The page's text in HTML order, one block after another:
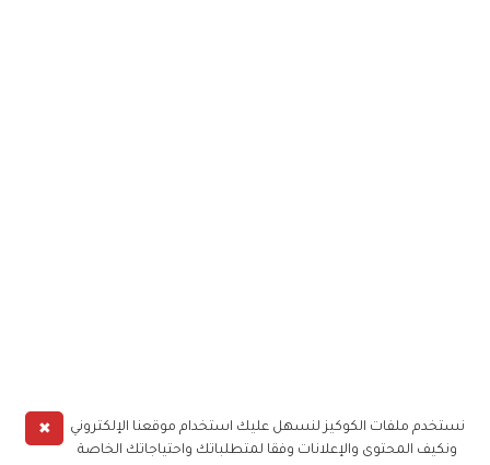
✖
نستخدم ملفات الكوكيز لنسهل عليك استخدام موقعنا الإلكتروني
ونكيف المحتوى والإعلانات وفقا لمتطلباتك واحتياجاتك الخاصة